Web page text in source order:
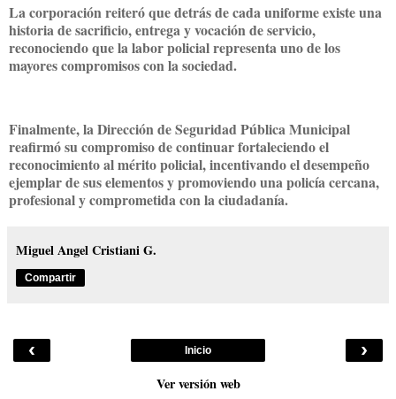
La corporación reiteró que detrás de cada uniforme existe una
historia de sacrificio, entrega y vocación de servicio,
reconociendo que la labor policial representa uno de los
mayores compromisos con la sociedad.
Finalmente, la Dirección de Seguridad Pública Municipal
reafirmó su compromiso de continuar fortaleciendo el
reconocimiento al mérito policial, incentivando el desempeño
ejemplar de sus elementos y promoviendo una policía cercana,
profesional y comprometida con la ciudadanía.
Miguel Angel Cristiani G.
Compartir
‹ ›
Inicio
Ver versión web